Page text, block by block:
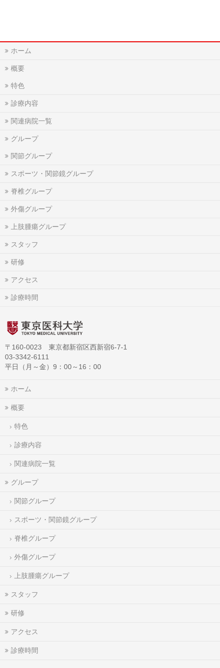
ホーム
概要
特色
診療内容
関連病院一覧
グループ
関節グループ
スポーツ・関節鏡グループ
脊椎グループ
外傷グループ
上肢腫瘍グループ
スタッフ
研修
アクセス
診療時間
〒160-0023 東京都新宿区西新宿6-7-1
03-3342-6111
平日（月～金）9：00～16：00
ホーム
概要
特色
診療内容
関連病院一覧
グループ
関節グループ
スポーツ・関節鏡グループ
脊椎グループ
外傷グループ
上肢腫瘍グループ
スタッフ
研修
アクセス
診療時間